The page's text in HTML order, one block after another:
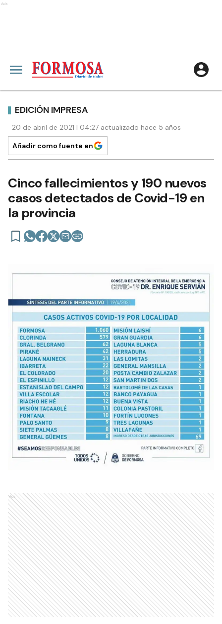
Ads
EDICIÓN IMPRESA
20 de abril de 2021 | 04:27 actualizado hace 5 años
Añadir como fuente en
Cinco fallecimientos y 190 nuevos
casos detectados de Covid-19 en
la provincia
Ads